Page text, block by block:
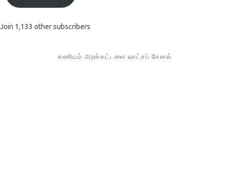
Join 1,133 other subscribers
கணியம் அறக்கட்டளை வாட்சப் சேனல்